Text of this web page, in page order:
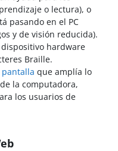
o lectura), o
pasando en el PC
y de visión reducida).
hardware
Braille.
que amplía lo
la computadora,
los usuarios de